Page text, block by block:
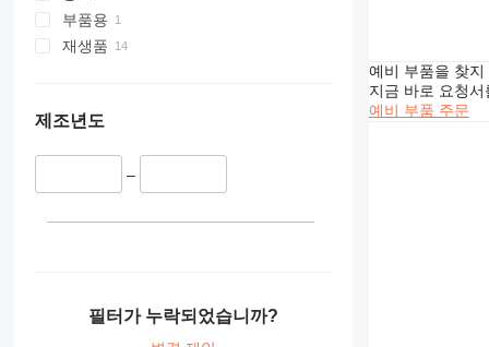
980
988
CS
DE
D series
부품용
재생품
제조년도
–
필터가 누락되었습니까?
예비 부품을 찾
지금 바로 요청
예비 부품 주문